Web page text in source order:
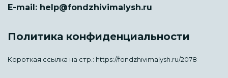
E-mail: help@fondzhivimalysh.ru
Политика конфиденциальности
Короткая ссылка на стр.: https://fondzhivimalysh.ru/2078